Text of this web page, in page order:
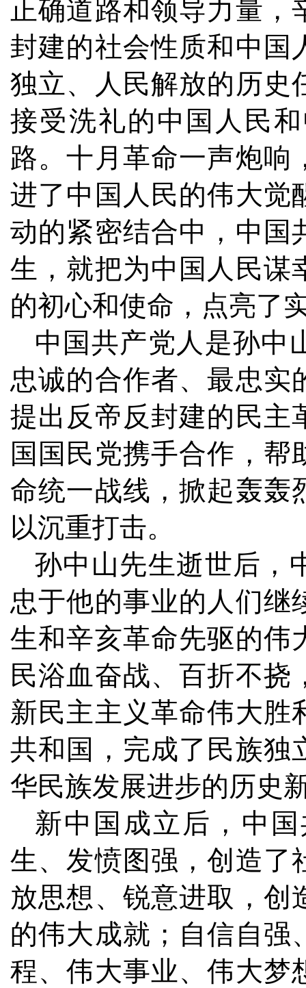
正确道路和领导力量，
封建的社会性质和中国
独立、人民解放的历史
接受洗礼的中国人民
路。十月革命一声炮响
进了中国人民的伟大觉
动的紧密结合中，中国
生，就把为中国人民谋
的初心和使命，点亮了
中国共产党人是孙中
忠诚的合作者、最忠实
提出反帝反封建的民主
国国民党携手合作，
命统一战线，掀起轰轰
以沉重打击。
孙中山先生逝世后，
忠于他的事业的人们继
生和辛亥革命先驱的伟
民浴血奋战、百折不挠
新民主主义革命伟大胜
共和国，完成了民族独
华民族发展进步的历史
新中国成立后，中
生、发愤图强，创造了
放思想、锐意进取，创
的伟大成就；自信自强
程、伟大事业、伟大梦